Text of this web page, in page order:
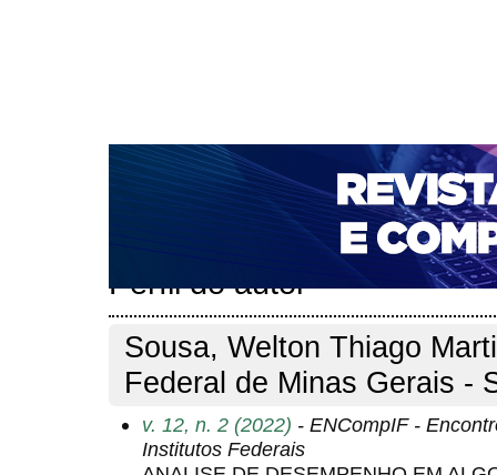
CAPA SOBRE ACESSO CADASTRO
NOTÍCIAS
PORTAL DE REVISTAS DA UNIFACS
PARA AVALIADORES
NOVA SUBMISSÃO
Perfil do autor
Sousa, Welton Thiago
Federal de Minas Gerais -
v. 12, n. 2 (2022) - ENCompIF -
Institutos Federais